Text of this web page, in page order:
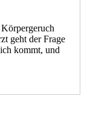
geht der Frage
kommt, und